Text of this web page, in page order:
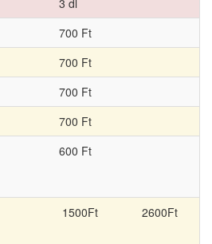
700 Ft
700 Ft
700 Ft
700 Ft
600 Ft
1500Ft 2600Ft